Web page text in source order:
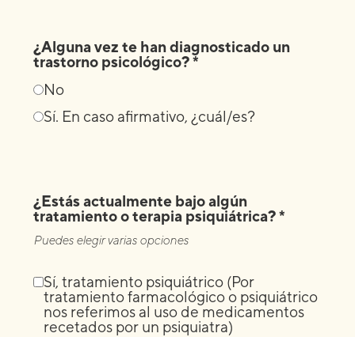
¿Alguna vez te han diagnosticado un
trastorno psicológico? *
No
Sí. En caso afirmativo, ¿cuál/es?
¿Estás actualmente bajo algún
tratamiento o terapia psiquiátrica? *
Puedes elegir varias opciones
Sí, tratamiento psiquiátrico (Por
tratamiento farmacológico o psiquiátrico
nos referimos al uso de medicamentos
recetados por un psiquiatra)